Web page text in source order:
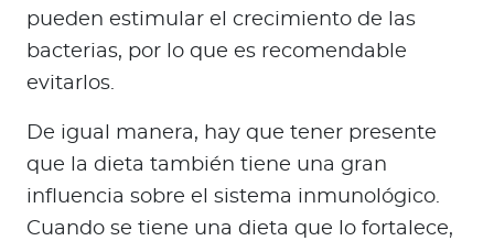
pueden estimular el crecimiento de las
bacterias, por lo que es recomendable
evitarlos.
De igual manera, hay que tener presente
que la dieta también tiene una gran
influencia sobre el sistema inmunológico.
Cuando se tiene una dieta que lo fortalece,